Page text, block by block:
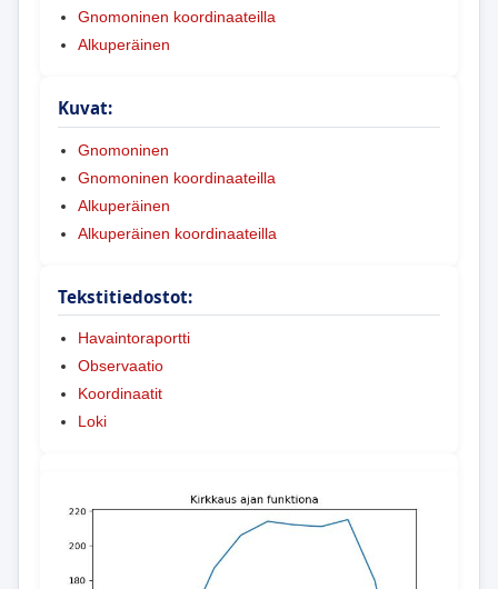
Gnomoninen koordinaateilla
Alkuperäinen
Kuvat:
Gnomoninen
Gnomoninen koordinaateilla
Alkuperäinen
Alkuperäinen koordinaateilla
Tekstitiedostot:
Havaintoraportti
Observaatio
Koordinaatit
Loki